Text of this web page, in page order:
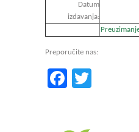
Datum
izdavanja:
Preporučite nas:
Facebook